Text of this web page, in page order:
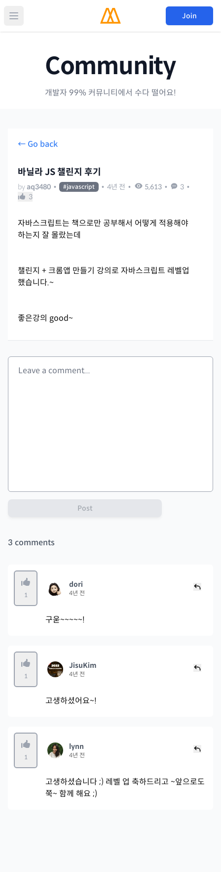
Join
Community
개발자 99% 커뮤니티에서 수다 떨어요!
← Go back
바닐라 JS 챌린지 후기
by aq3480 • #javascript • 4년 전 • 5,613 • 3 •
3
자바스크립트는 책으로만 공부해서 어떻게 적용해야
하는지 잘 몰랐는데
챌린지 + 크롬앱 만들기 강의로 자바스크립트 레벨업
했습니다.~
좋은강의 good~
Post
3 comments
1
dori
4년 전
구욷~~~~~!
1
JisuKim
4년 전
고생하셨어요~!
1
lynn
4년 전
고생하셨습니다 ;) 레벨 업 축하드리고 ~앞으로도
쭉~ 함께 해요 ;)